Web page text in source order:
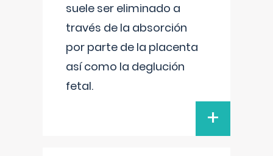
suele ser eliminado a
través de la absorción
por parte de la placenta
así como la deglución
fetal.
+